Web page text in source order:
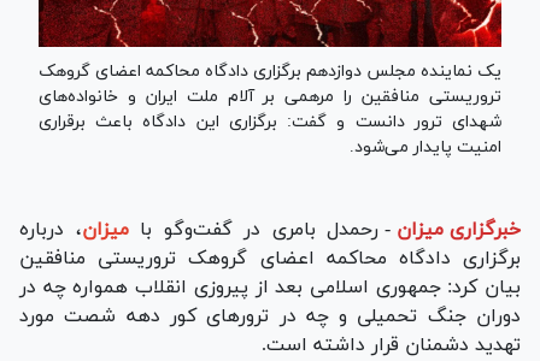
یک نماینده مجلس دوازدهم برگزاری دادگاه محاکمه اعضای گروهک
تروریستی منافقین را مرهمی بر آلام ملت ایران و خانواده‌های
شهدای ترور دانست و گفت: برگزاری این دادگاه باعث برقراری
امنیت پایدار می‌شود.
خبرگزاری میزان - رحمدل بامری در گفت‌وگو بامیزان، درباره
برگزاری دادگاه محاکمه اعضای گروهک تروریستی منافقین
بیان کرد: جمهوری اسلامی بعد از پیروزی انقلاب همواره چه در
دوران جنگ تحمیلی و چه در ترور‌های کور دهه شصت مورد
تهدید دشمنان قرار داشته است.